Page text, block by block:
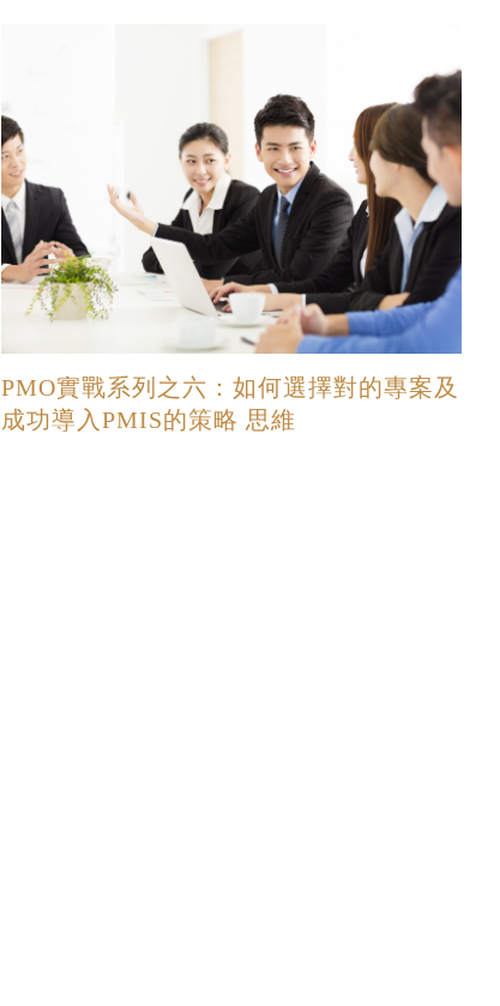
PMO實戰系列之六：如何選擇對的專案及
成功導入PMIS的策略 思維